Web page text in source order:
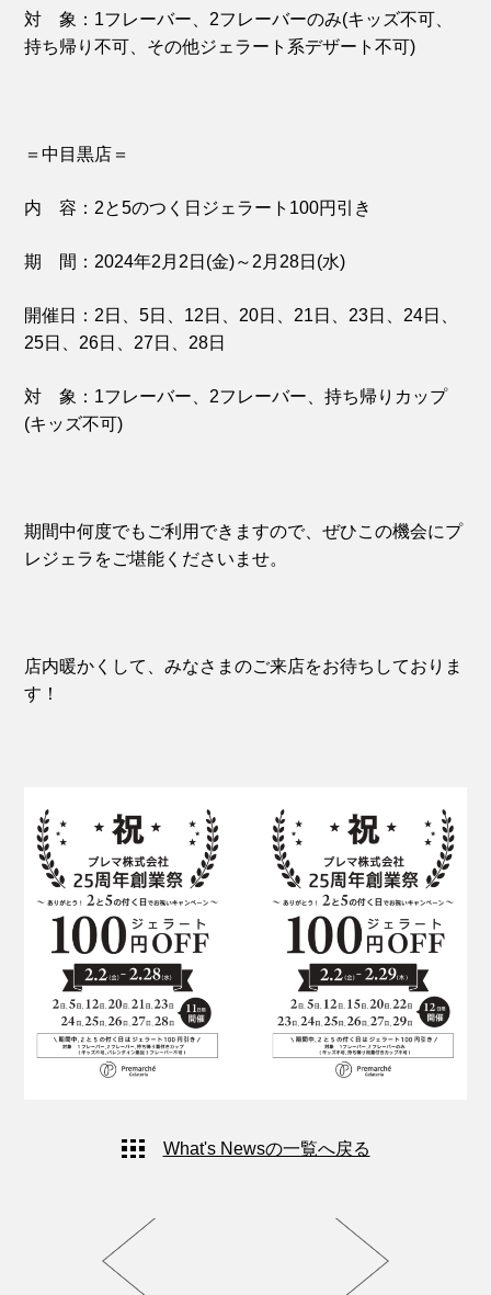
対 象：1フレーバー、2フレーバーのみ(キッズ不可、
持ち帰り不可、その他ジェラート系デザート不可)
＝中目黒店＝
内 容：2と5のつく日ジェラート100円引き
期 間：2024年2月2日(金)～2月28日(水)
開催日：2日、5日、12日、20日、21日、23日、24日、
25日、26日、27日、28日
対 象：1フレーバー、2フレーバー、持ち帰りカップ
(キッズ不可)
期間中何度でもご利用できますので、ぜひこの機会にプ
レジェラをご堪能ください‪ませ。
店内暖かくして、みなさまのご来店をお待ちしておりま
す！
What's Newsの一覧へ戻る